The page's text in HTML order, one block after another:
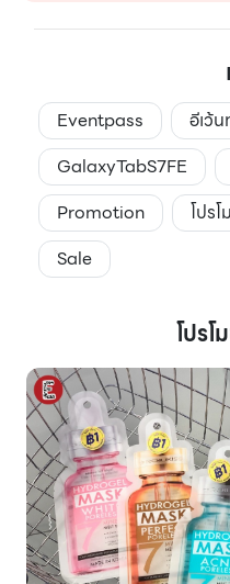
Eventpass อีเว้
GalaxyTabS7FE
Promotion
โปร
Sale
โปรโ